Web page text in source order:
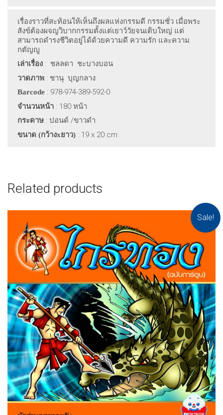
เรื่องราวที่สะท้อนให้เห็นถึงผลแห่งกรรมดี กรรมชั่ว เมื่อพระ
สังข์ต้องผจญวิบากกรรมตั้งแต่เยาว์วัยจนเติบใหญ่ แต่
สามารถดำรงชีวิตอยู่ได้ด้วยความดี ความรัก และความ
กตัญญู
เล่าเรื่อง : ชลลดา ชะบางบอน
วาดภาพ : ชานุ บุญกลาง
Barcode : 978-974-389-592-0
จำนวนหน้า : 180 หน้า
กระดาษ : ปอนด์ /ขาวดำ
ขนาด (กว้างxยาว) : 19 x 20 cm
Related products
Sale!